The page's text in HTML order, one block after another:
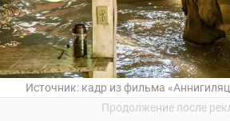
Источник: кадр из фильма